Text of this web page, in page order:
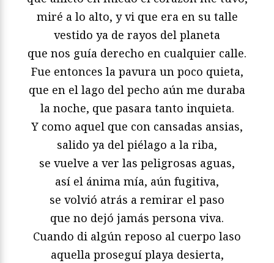
miré a lo alto, y vi que era en su talle
vestido ya de rayos del planeta
que nos guía derecho en cualquier calle.
Fue entonces la pavura un poco quieta,
que en el lago del pecho aún me duraba
la noche, que pasara tanto inquieta.
Y como aquel que con cansadas ansias,
salido ya del piélago a la riba,
se vuelve a ver las peligrosas aguas,
así el ánima mía, aún fugitiva,
se volvió atrás a remirar el paso
que no dejó jamás persona viva.
Cuando di algún reposo al cuerpo laso
aquella proseguí playa desierta,